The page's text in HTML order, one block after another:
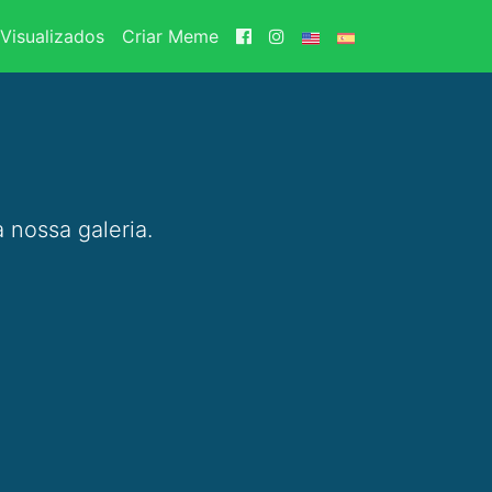
Criar Meme
nossa galeria.